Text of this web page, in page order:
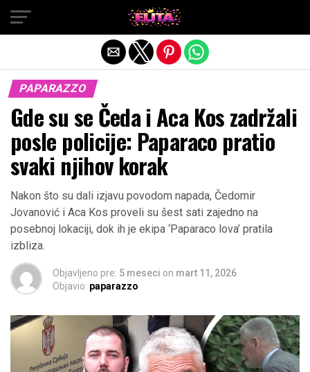
PAPARAZZO
Gde su se Čeda i Aca Kos zadržali
posle policije: Paparaco pratio
svaki njihov korak
Nakon što su dali izjavu povodom napada, Čedomir
Jovanović i Aca Kos proveli su šest sati zajedno na
posebnoj lokaciji, dok ih je ekipa ‘Paparaco lova’ pratila
izbliza.
Objavljeno pre: 5 meseci on mart 11, 2026
Objavio: paparazzo
Exit mobile version